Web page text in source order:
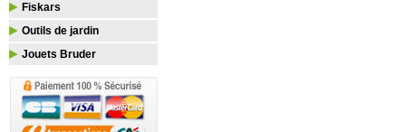
Fiskars
Outils de jardin
Jouets Bruder